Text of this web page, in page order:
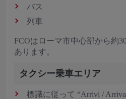
バス
列車
FCOはローマ市中心部から約
あります。
タクシー乗車エリア
標識に従って “Arrivi /